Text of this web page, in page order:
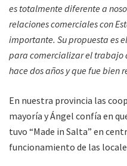
es totalmente diferente a
relaciones comerciales con
importante. Su propuesta es
para comercializar el trabajo
hace dos años y que fue bien
En nuestra provincia las
mayoría y Ángel confía en
tuvo “Made in Salta” en
funcionamiento de las